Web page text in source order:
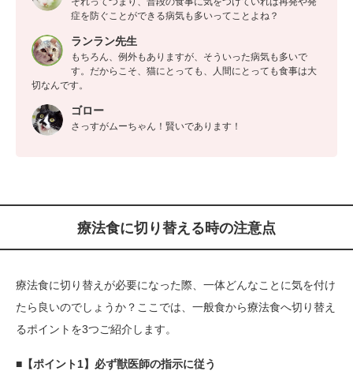
症を防ぐことができる病気も多いってことよね？
ランラン先生
もちろん、例外もありますが、そういった病気も多いで
す。だからこそ、猫にとっても、人間にとっても食事は大
切なんです。
ゴロー
さっすがムーちゃん！賢いであります！
療法食に切り替える時の注意点
療法食に切り替えが必要になった際、一体どんなことに気を付け
たら良いのでしょうか？ここでは、一般食から療法食へ切り替え
るポイントを3つご紹介します。
■【ポイント1】必ず獣医師の指示に従う